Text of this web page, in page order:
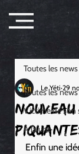
Toutes les news
Victime de son
À la une
Toutes les news
Le Yéti 29
Enfin une